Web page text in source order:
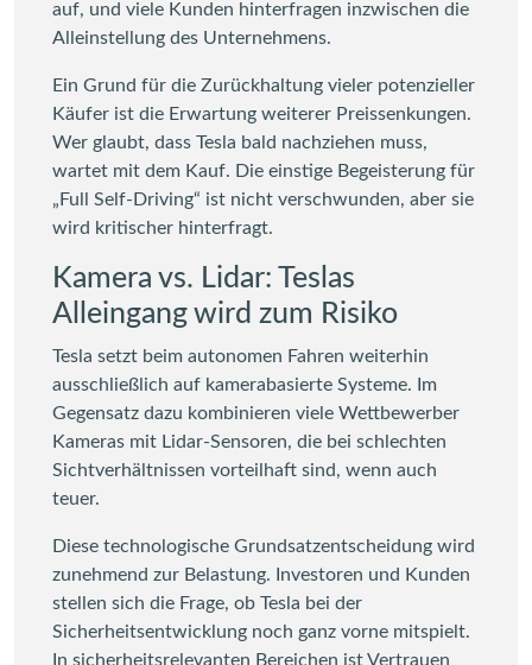
auf, und viele Kunden hinterfragen inzwischen die
Alleinstellung des Unternehmens.
Ein Grund für die Zurückhaltung vieler potenzieller
Käufer ist die Erwartung weiterer Preissenkungen.
Wer glaubt, dass Tesla bald nachziehen muss,
wartet mit dem Kauf. Die einstige Begeisterung für
„Full Self-Driving“ ist nicht verschwunden, aber sie
wird kritischer hinterfragt.
Kamera vs. Lidar: Teslas
Alleingang wird zum Risiko
Tesla setzt beim autonomen Fahren weiterhin
ausschließlich auf kamerabasierte Systeme. Im
Gegensatz dazu kombinieren viele Wettbewerber
Kameras mit Lidar-Sensoren, die bei schlechten
Sichtverhältnissen vorteilhaft sind, wenn auch
teuer.
Diese technologische Grundsatzentscheidung wird
zunehmend zur Belastung. Investoren und Kunden
stellen sich die Frage, ob Tesla bei der
Sicherheitsentwicklung noch ganz vorne mitspielt.
In sicherheitsrelevanten Bereichen ist Vertrauen